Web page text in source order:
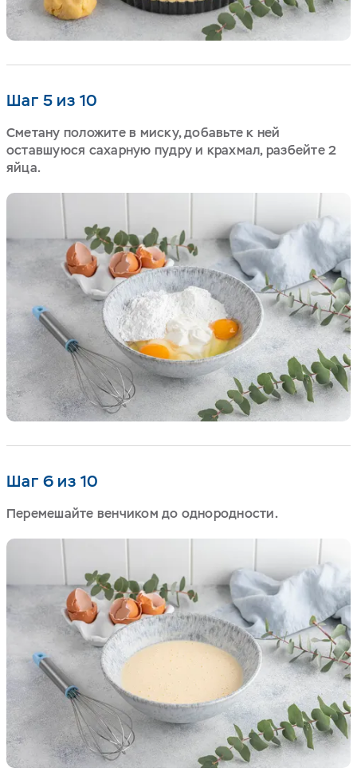
Шаг 5 из 10
Сметану положите в миску, добавьте к ней
оставшуюся сахарную пудру и крахмал, разбейте 2
яйца.
Шаг 6 из 10
Перемешайте венчиком до однородности.